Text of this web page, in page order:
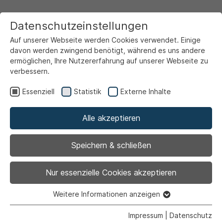
Rot- und
Weißweinabend bei
der VHS Ahlen
Datenschutzeinstellungen
Auf unserer Webseite werden Cookies verwendet. Einige
davon werden zwingend benötigt, während es uns andere
ermöglichen, Ihre Nutzererfahrung auf unserer Webseite zu
verbessern.
Essenziell Statistik Externe Inhalte
Alle akzeptieren
Speichern & schließen
Nur essenzielle Cookies akzeptieren
Essenzielle Cookies werden für grundlegende Funktionen
Weitere Informationen anzeigen
Impressum Datenschutz